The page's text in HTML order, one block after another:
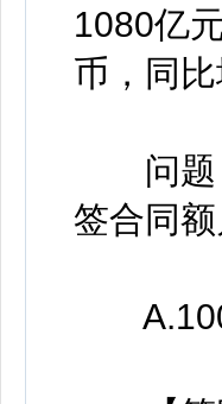
1080亿
币，同比
问题：
签合同
A.100